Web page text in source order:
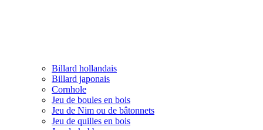
Billard hollandais
Billard japonais
Cornhole
Jeu de boules en bois
Jeu de Nim ou de bâtonnets
Jeu de quilles en bois